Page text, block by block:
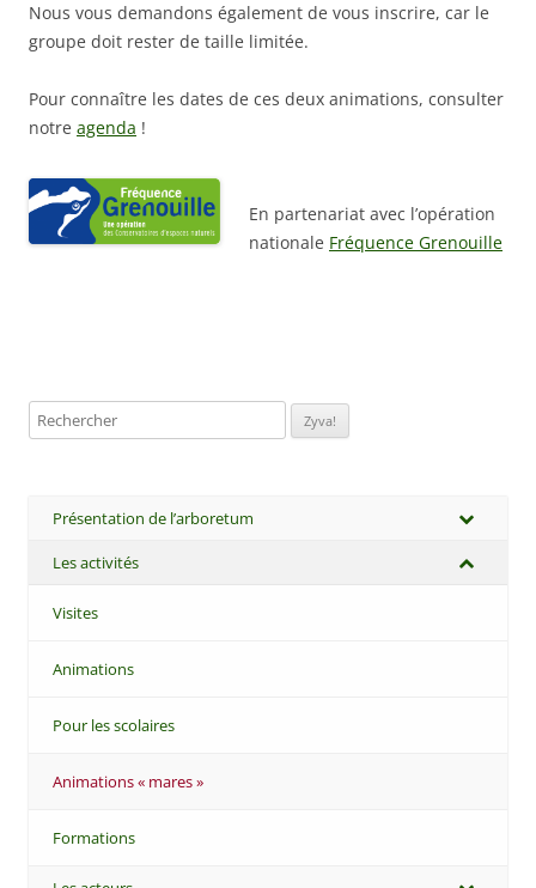
Nous vous demandons également de vous inscrire, car le
groupe doit rester de taille limitée.
Pour connaître les dates de ces deux animations, consulter
notre agenda !
En partenariat avec l’opération
nationale Fréquence Grenouille
Rechercher:
Présentation de l’arboretum
Les activités
Visites
Animations
Pour les scolaires
Animations « mares »
Formations